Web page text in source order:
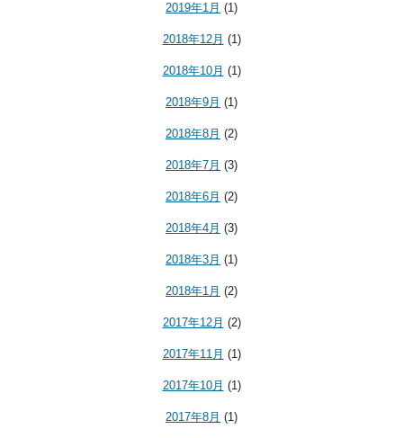
2019年1月 (1)
2018年12月 (1)
2018年10月 (1)
2018年9月 (1)
2018年8月 (2)
2018年7月 (3)
2018年6月 (2)
2018年4月 (3)
2018年3月 (1)
2018年1月 (2)
2017年12月 (2)
2017年11月 (1)
2017年10月 (1)
2017年8月 (1)